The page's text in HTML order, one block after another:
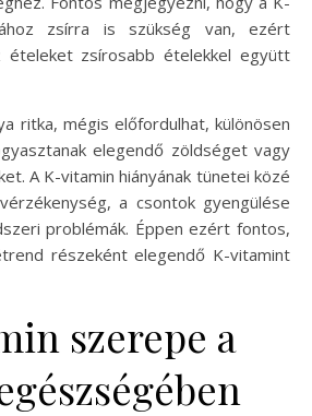
zsírra is szükség van, ezért
zsírosabb ételekkel együtt
ritka, mégis előfordulhat, különösen
elegendő zöldséget vagy
A K-vitamin hiányának tünetei közé
a csontok gyengülése
problémák. Éppen ezért fontos,
részeként elegendő K-vitamint
szerepe a